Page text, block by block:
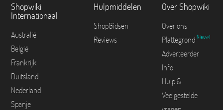
Shopwiki
Internationaal
Australië
België
Frankrijk
Duitsland
Nederland
Spanje
Hulpmiddelen
ShopGidsen
Reviews
Over Shopwiki
Over ons
Plattegrond Nieuw!
Adverteerder
Info
Hulp &
Veelgestelde